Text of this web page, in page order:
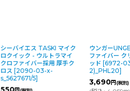
シーバイエス TASKI マイク
ロクイック - ウルトラマイ
クロファイバー採用 厚手ク
ロス [2090-03-x-
s_5627671/5]
ウンガー
ファイバー ク
ッド [6972-
2)_PHL20]
3,690円(税別)